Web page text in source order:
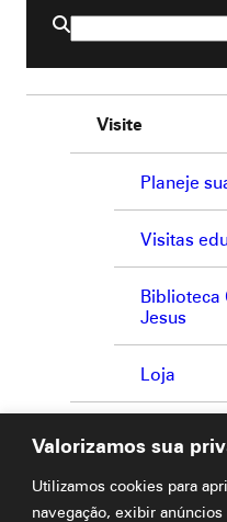
Valorizamos sua
Utilizamos cookies para
navegação, exibir
Buscar
por:
Visite
Planeje
Visitas
Biblioteca
Jesus
Loja